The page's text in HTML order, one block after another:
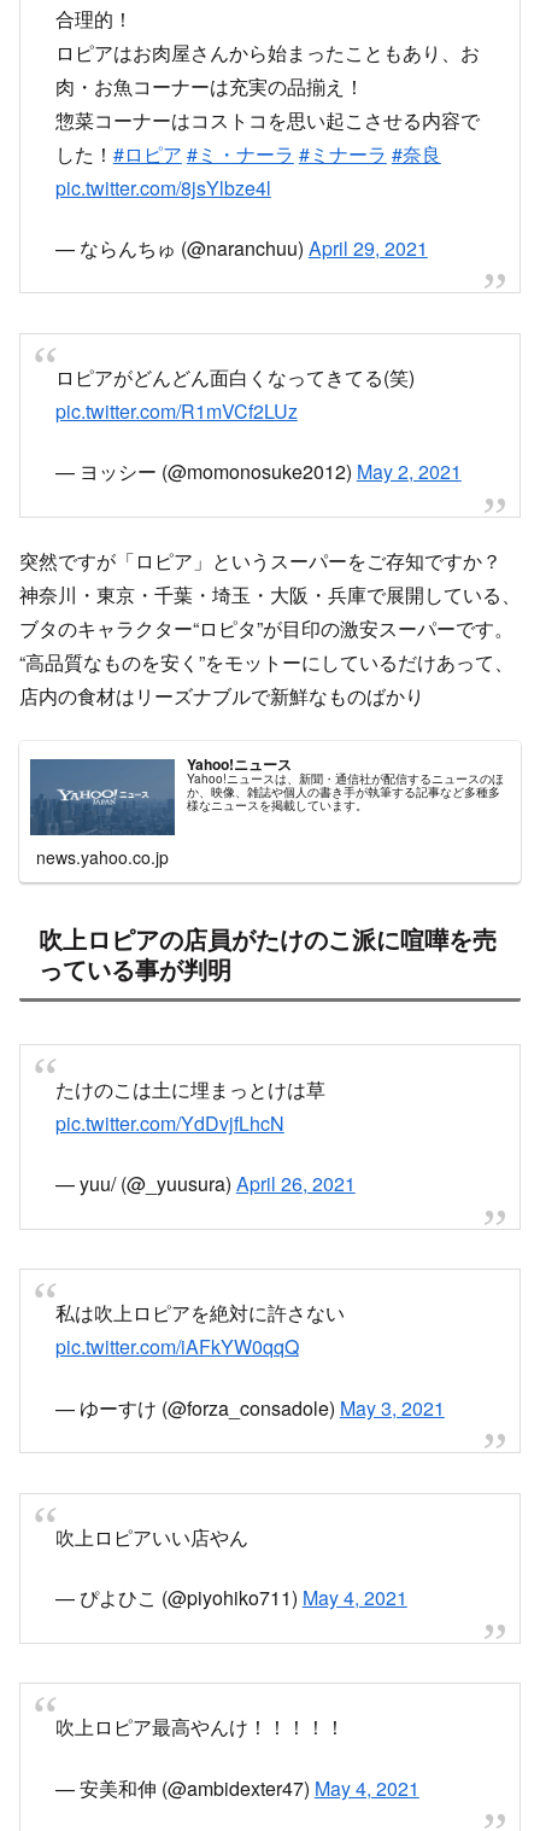
合理的！
ロピアはお肉屋さんから始まったこともあり、お
肉・お魚コーナーは充実の品揃え！
惣菜コーナーはコストコを思い起こさせる内容で
した！ #ロピア #ミ・ナーラ #ミナーラ #奈良
pic.twitter.com/8jsYlbze4l
— ならんちゅ (@naranchuu) April 29, 2021
ロピアがどんどん面白くなってきてる(笑)
pic.twitter.com/R1mVCf2LUz
— ヨッシー (@momonosuke2012) May 2, 2021
突然ですが「ロピア」というスーパーをご存知ですか？
神奈川・東京・千葉・埼玉・大阪・兵庫で展開している、
ブタのキャラクター“ロピタ”が目印の激安スーパーです。
“高品質なものを安く”をモットーにしているだけあって、
店内の食材はリーズナブルで新鮮なものばかり
Yahoo!ニュース
Yahoo!ニュースは、新聞・通信社が配信するニュースのほ
か、映像、雑誌や個人の書き手が執筆する記事など多種多
様なニュースを掲載しています。
news.yahoo.co.jp
吹上ロピアの店員がたけのこ派に喧嘩を売
っている事が判明
たけのこは土に埋まっとけは草
pic.twitter.com/YdDvjfLhcN
— yuu/ (@_yuusura) April 26, 2021
私は吹上ロピアを絶対に許さない
pic.twitter.com/iAFkYW0qqQ
— ゆーすけ (@forza_consadole) May 3, 2021
吹上ロピアいい店やん
— ぴよひこ (@piyohiko711) May 4, 2021
吹上ロピア最高やんけ！！！！！
— 安美和伸 (@ambidexter47) May 4, 2021